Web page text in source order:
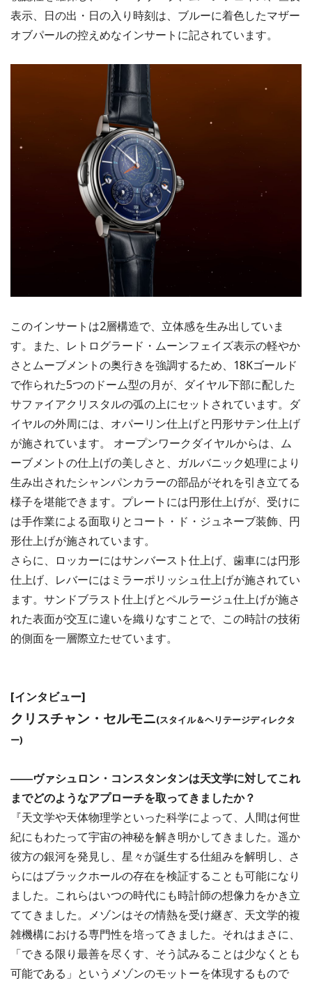
表示、日の出・日の入り時刻は、ブルーに着色したマザー
オブパールの控えめなインサートに記されています。
このインサートは2層構造で、立体感を生み出していま
す。また、レトログラード・ムーンフェイズ表示の軽やか
さとムーブメントの奥行きを強調するため、18Kゴールド
で作られた5つのドーム型の月が、ダイヤル下部に配した
サファイアクリスタルの弧の上にセットされています。ダ
イヤルの外周には、オパーリン仕上げと円形サテン仕上げ
が施されています。 オープンワークダイヤルからは、ム
ーブメントの仕上げの美しさと、ガルバニック処理により
生み出されたシャンパンカラーの部品がそれを引き立てる
様子を堪能できます。プレートには円形仕上げが、受けに
は手作業による面取りとコート・ド・ジュネーブ装飾、円
形仕上げが施されています。
さらに、ロッカーにはサンバースト仕上げ、歯車には円形
仕上げ、レバーにはミラーポリッシュ仕上げが施されてい
ます。サンドブラスト仕上げとペルラージュ仕上げが施さ
れた表面が交互に違いを織りなすことで、この時計の技術
的側面を一層際立たせています。
[インタビュー]
クリスチャン・セルモニ(スタイル＆ヘリテージディレクタ
ー)
――ヴァシュロン・コンスタンタンは天文学に対してこれ
までどのようなアプローチを取ってきましたか？
『天文学や天体物理学といった科学によって、人間は何世
紀にもわたって宇宙の神秘を解き明かしてきました。遥か
彼方の銀河を発見し、星々が誕生する仕組みを解明し、さ
らにはブラックホールの存在を検証することも可能になり
ました。これらはいつの時代にも時計師の想像力をかき立
ててきました。メゾンはその情熱を受け継ぎ、天文学的複
雑機構における専門性を培ってきました。それはまさに、
「できる限り最善を尽くす、そう試みることは少なくとも
可能である」というメゾンのモットーを体現するもので